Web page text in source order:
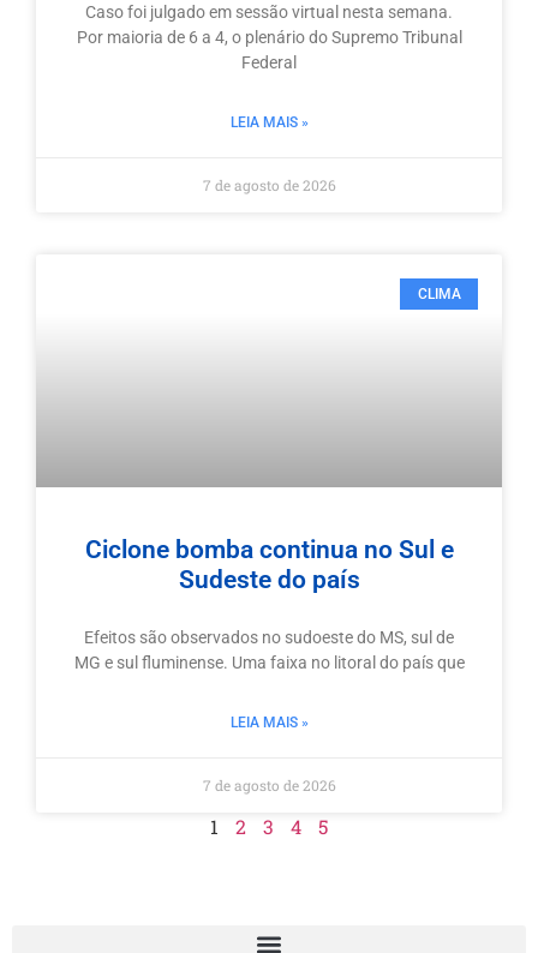
Caso foi julgado em sessão virtual nesta semana.
Por maioria de 6 a 4, o plenário do Supremo Tribunal
Federal
LEIA MAIS »
7 de agosto de 2026
CLIMA
Ciclone bomba continua no Sul e
Sudeste do país
Efeitos são observados no sudoeste do MS, sul de
MG e sul fluminense. Uma faixa no litoral do país que
LEIA MAIS »
7 de agosto de 2026
1 2 3 4 5